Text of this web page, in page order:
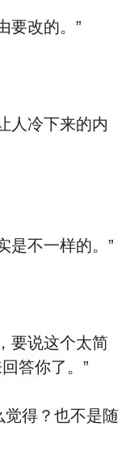
要改的。”
人冷下来的内
是不一样的。”
要说这个太简
答你了。”
得？也不是随